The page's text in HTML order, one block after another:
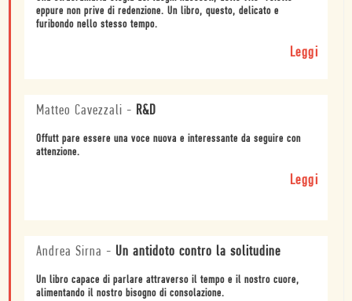
eppure non prive di redenzione. Un libro, questo, delicato e
furibondo nello stesso tempo.
Leggi
Matteo Cavezzali - R&D
Offutt pare essere una voce nuova e interessante da seguire con
attenzione.
Leggi
Andrea Sirna - Un antidoto contro la solitudine
Un libro capace di parlare attraverso il tempo e il nostro cuore,
alimentando il nostro bisogno di consolazione.